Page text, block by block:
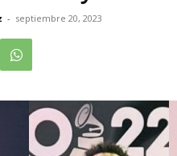
- septiembre 20, 2023